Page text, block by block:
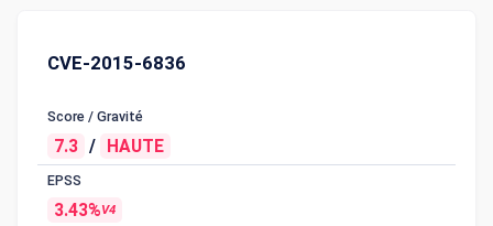
CVE-2015-6836
Score / Gravité
7.3 / HAUTE
EPSS
3.43%V4